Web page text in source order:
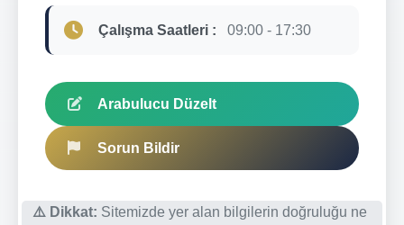
Çalışma Saatleri : 09:00 - 17:30
Arabulucu Düzelt
Sorun Bildir
⚠️ Dikkat: Sitemizde yer alan bilgilerin doğruluğu ne